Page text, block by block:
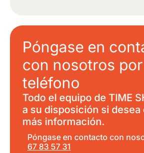
Póngase en
con nosotros por
teléfono
Todo el equipo de TIME
a su disposición si
más información.
Póngase en contacto con
67 83 57 31